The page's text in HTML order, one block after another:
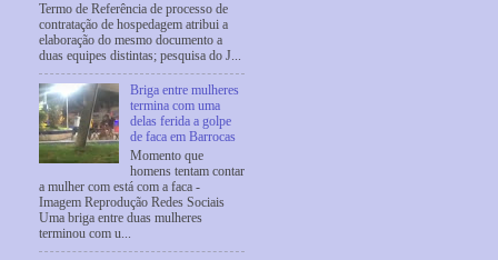
Termo de Referência de processo de
contratação de hospedagem atribui a
elaboração do mesmo documento a
duas equipes distintas; pesquisa do J...
Briga entre mulheres
termina com uma
delas ferida a golpe
de faca em Barrocas
Momento que
homens tentam contar
a mulher com está com a faca -
Imagem Reprodução Redes Sociais
Uma briga entre duas mulheres
terminou com u...